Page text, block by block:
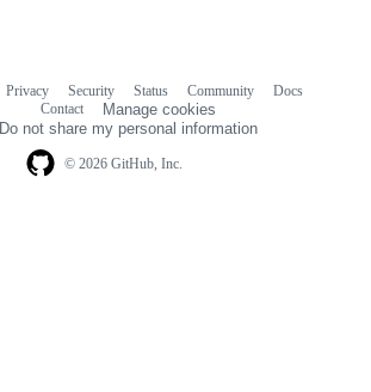
© 2026 GitHub, Inc.
Privacy Security Status Community
Docs
Contact
Manage cookies
Do not share my personal information